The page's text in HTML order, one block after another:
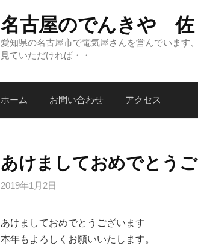
名古屋のでんきや 佐
愛知県の名古屋市で電気屋さんを営んでいます
見ていただければ・・
ホーム お問い合わせ アクセス
あけましておめでとう
2019年1月2日
あけましておめでとうございます
本年もよろしくお願いいたします。